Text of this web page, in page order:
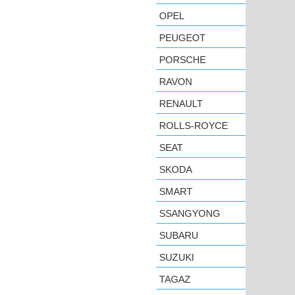
OPEL
PEUGEOT
PORSCHE
RAVON
RENAULT
ROLLS-ROYCE
SEAT
SKODA
SMART
SSANGYONG
SUBARU
SUZUKI
TAGAZ